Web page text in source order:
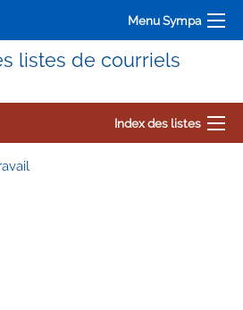
Menu Sympa
listes de courriels
Index des listes